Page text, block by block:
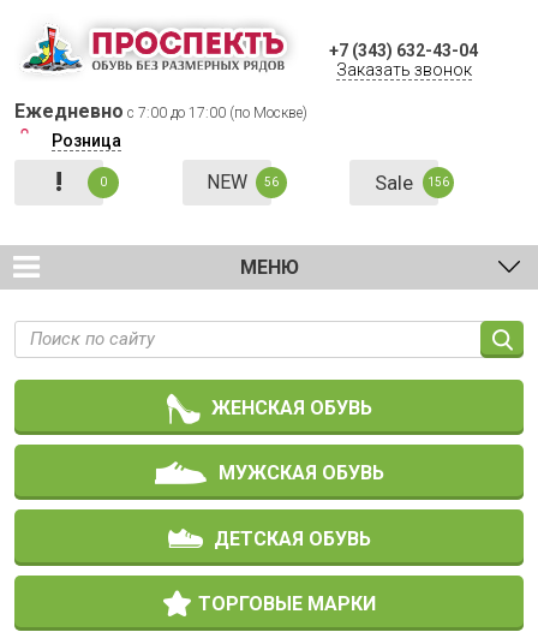
+7 (343) 632-43-04
Заказать звонок
Ежедневно с 7:00 до 17:00 (по Москве)
Розница
! 0 NEW 56 Sale 156
МЕНЮ
ЖЕНСКАЯ ОБУВЬ
МУЖСКАЯ ОБУВЬ
ДЕТСКАЯ ОБУВЬ
ТОРГОВЫЕ МАРКИ